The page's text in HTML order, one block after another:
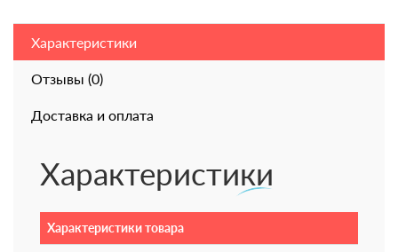
Характеристики
Отзывы (0)
Доставка и оплата
Характеристики
Характеристики товара